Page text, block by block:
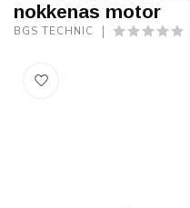
nokkenas motor
BGS TECHNIC